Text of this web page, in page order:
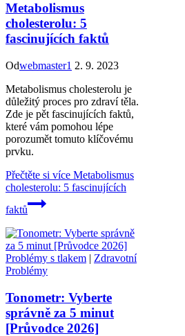
Metabolismus
cholesterolu: 5
fascinujících faktů
Odwebmaster1 2. 9. 2023
Metabolismus cholesterolu je
důležitý proces pro zdraví těla.
Zde je pět fascinujících faktů,
které vám pomohou lépe
porozumět tomuto klíčovému
prvku.
Přečtěte si více Metabolismus
cholesterolu: 5 fascinujících
faktů
Problémy s tlakem | Zdravotní
Problémy
Tonometr: Vyberte
správně za 5 minut
[Průvodce 2026]